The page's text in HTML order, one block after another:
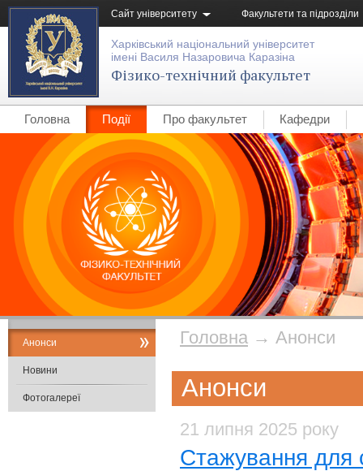
Сайт університету Факультети та підрозділи
Харківський національний університет
імені Василя Назаровича Каразіна
Фізико-технічний факультет
Головна Події Про факультет Кафедри
Головна → Анонси
Анонси
21 липня 2025 року
Cтажування для
Анонси
Новини
Фотогалереї